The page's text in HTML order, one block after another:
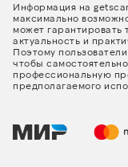
Информация на
максимально
может гарантировать
актуальность и
Поэтому
чтобы
профессиональную
предполагаемого